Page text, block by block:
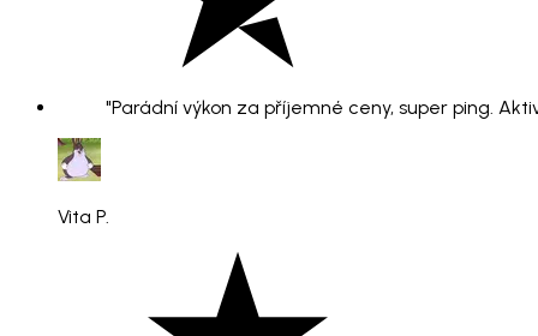
"Parádní výkon za příjemné ceny, super ping.
Vita P.